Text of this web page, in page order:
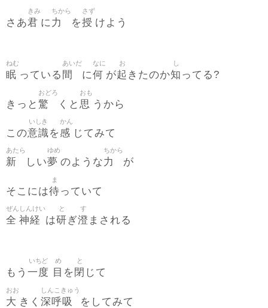
さあ君
きみ
に力
ちから
を授
さず
けよう
眠
ねむ
っている 間
あいだ
に何
なに
が起
お
きたのか知
し
ってる?
きっと 驚
おどろ
くと 思
おも
うから
この意識
いしき
を感
かん
じてみて
新
あたら
しい夢
ゆめ
のような力
ちから
が
そこには待
ま
っていて
全
ぜん
神経
しんけい
は研
と
ぎ澄
す
まされる
もう 一度
いちど
目
め
を 閉
と
じて
大
おお
きく 深呼吸
しんこきゅう
をしてみて